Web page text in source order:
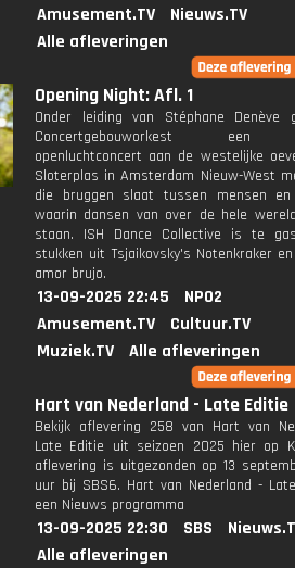
Amusement.TV
Nieuws.TV
Alle afleveringen
Opening Night: Afl. 1
Onder leiding van Stéphane Denève
Concertgebouworkest een
openluchtconcert aan de westelijke
Sloterplas in Amsterdam Nieuw-West
die bruggen slaat tussen mensen en
waarin dansen van over de hele
staan. ISH Dance Collective is te
stukken uit Tsjaikovsky's Notenkraker
amor brujo.
13-09-2025 22:45
NPO2
Amusement.TV
Cultuur.TV
Muziek.TV
Alle afleveringen
Hart van Nederland - Late Editie
Bekijk aflevering 258 van Hart van
Late Editie uit seizoen 2025 hier op
aflevering is uitgezonden op 13
uur bij SBS6. Hart van Nederland -
een Nieuws programma
13-09-2025 22:30 SBS
Alle afleveringen